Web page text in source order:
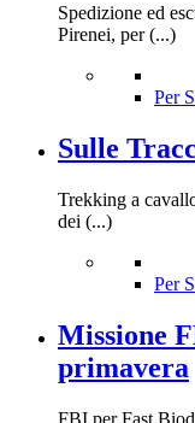
Spedizione ed
Pirenei, per (...)
Per
Sulle
Trekking a
dei (...)
Per
Missione
primavera
FBI per Fast